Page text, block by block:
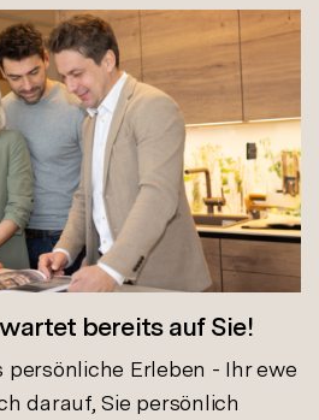
bereits auf Sie!
Erleben - Ihr ewe
darauf, Sie persönlich